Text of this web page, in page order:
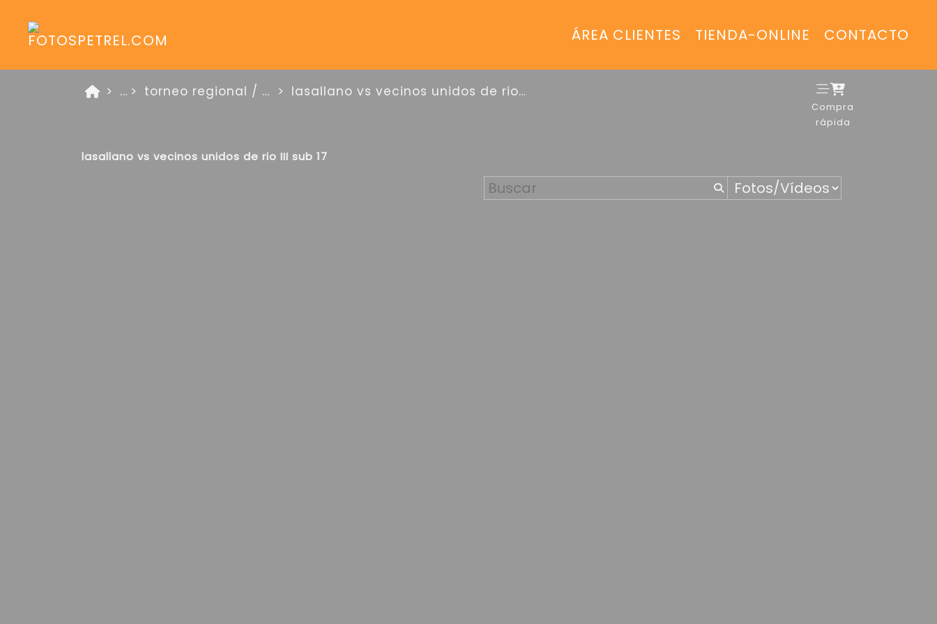
ÁREA CLIENTES TIENDA-ONLINE CONTACTO
... torneo regional / lasallano vs vecinos unidos de rio iii 15 de mayo de 2024 lasallano vs vecinos unidos de rio iii sub 17
Compra
rápida
lasallano vs vecinos unidos de rio III sub 17